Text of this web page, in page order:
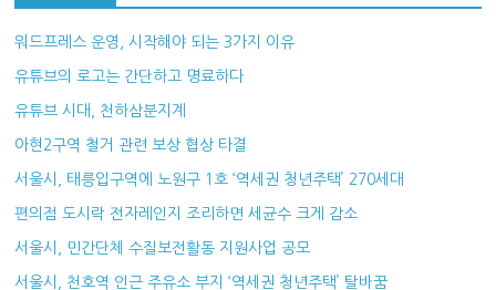
워드프레스 운영, 시작해야 되는 3가지 이유
유튜브의 로고는 간단하고 명료하다
유튜브 시대, 천하삼분지계
아현2구역 철거 관련 보상 협상 타결
서울시, 태릉입구역에 노원구 1호 ‘역세권 청년주택’ 270세대
편의점 도시락 전자레인지 조리하면 세균수 크게 감소
서울시, 민간단체 수질보전활동 지원사업 공모
서울시, 천호역 인근 주유소 부지 ‘역세권 청년주택’ 탈바꿈